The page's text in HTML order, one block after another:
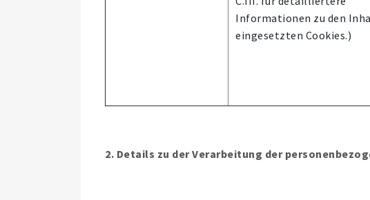
Informationen zu den
eingesetzten Cookies.)
2. Details zu der Verarbeitung der